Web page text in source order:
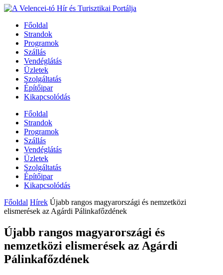
Főoldal
Strandok
Programok
Szállás
Vendéglátás
Üzletek
Szolgáltatás
Építőipar
Kikapcsolódás
Főoldal
Strandok
Programok
Szállás
Vendéglátás
Üzletek
Szolgáltatás
Építőipar
Kikapcsolódás
Főoldal Hírek Újabb rangos magyarországi és nemzetközi
elismerések az Agárdi Pálinkafőzdének
Újabb rangos magyarországi és
nemzetközi elismerések az Agárdi
Pálinkafőzdének